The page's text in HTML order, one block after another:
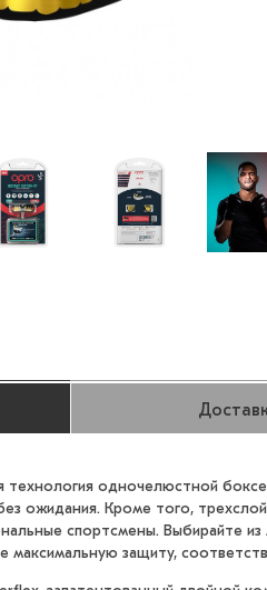
технология одночелюстной
ожидания. Кроме того,
спортсмены. Выбирайте
максимальную защиту,